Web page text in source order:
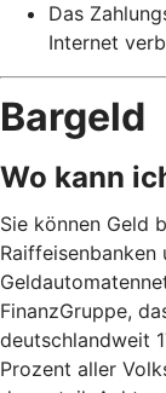
Das
Internet
Bargeld
Wo kann
Sie können Geld
Raiffeisenbanken
FinanzGruppe,
deutschlandweit
Prozent aller